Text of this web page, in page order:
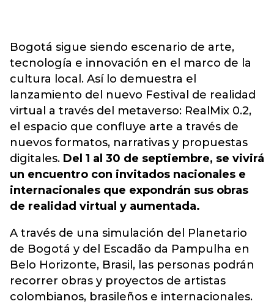
Bogotá sigue siendo escenario de arte,
tecnología e innovación en el marco de la
cultura local. Así lo demuestra el
lanzamiento del nuevo Festival de realidad
virtual a través del metaverso: RealMix 0.2,
el espacio que confluye arte a través de
nuevos formatos, narrativas y propuestas
digitales. Del 1 al 30 de septiembre, se vivirá
un encuentro con invitados nacionales e
internacionales que expondrán sus obras
de realidad virtual y aumentada.
A través de una simulación del Planetario
de Bogotá y del Escadão da Pampulha en
Belo Horizonte, Brasil, las personas podrán
recorrer obras y proyectos de artistas
colombianos, brasileños e internacionales.